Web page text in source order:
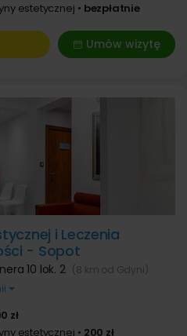
estetycznej
bezpłatnie
Umów wizytę
i Leczenia
- Sopot
10 lok. 2 (8 km od Gdyni)
zł
estetycznej
200 zł